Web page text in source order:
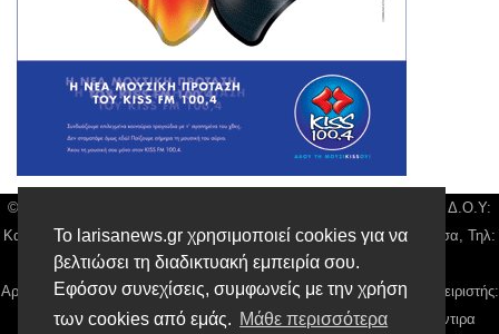
Το larisanews.gr χρησιμοποιεί cookies για να
βελτιώσει τη διαδικτυακή εμπειρία σου.
Εφόσον συνεχίσεις, συμφωνείς με την χρήση
των cookies από εμάς. Μάθε περισσότερα
© Larisa News | Διακριτικός Τίτλος: Orion Media, ΑΦΜ: 043750542, Δ.Ο.Υ:
Καρδίτσας, Υπο/μα Λάρισας, Δ/νση: Φαρμακίδου 36 τ.κ 41222 Λάρισα, Τηλ:
2410 259100, email: news@larisanews.gr
Αρ. Γεμή: 018804431000, Νόμιμος Εκπρόσωπος, Ιδιοκτήτης και Διαχειριστής:
Παναγιώτης Φιλίππου, Διευθύντρια: Γιαννουσά Βασιλική, Διευθύντιρα